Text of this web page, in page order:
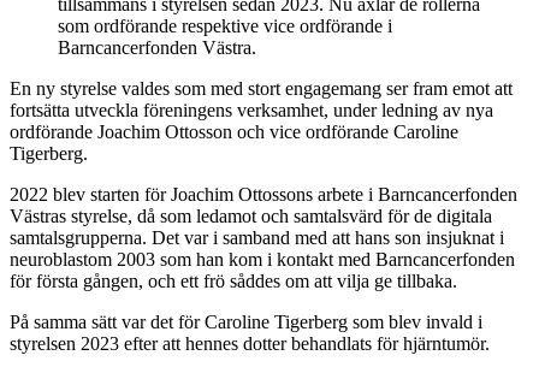
tillsammans i styrelsen sedan 2023. Nu axlar de rollerna
som ordförande respektive vice ordförande i
Barncancerfonden Västra.
En ny styrelse valdes som med stort engagemang ser fram emot att
fortsätta utveckla föreningens verksamhet, under ledning av nya
ordförande Joachim Ottosson och vice ordförande Caroline
Tigerberg.
2022 blev starten för Joachim Ottossons arbete i Barncancerfonden
Västras styrelse, då som ledamot och samtalsvärd för de digitala
samtalsgrupperna. Det var i samband med att hans son insjuknat i
neuroblastom 2003 som han kom i kontakt med Barncancerfonden
för första gången, och ett frö såddes om att vilja ge tillbaka.
På samma sätt var det för Caroline Tigerberg som blev invald i
styrelsen 2023 efter att hennes dotter behandlats för hjärntumör.